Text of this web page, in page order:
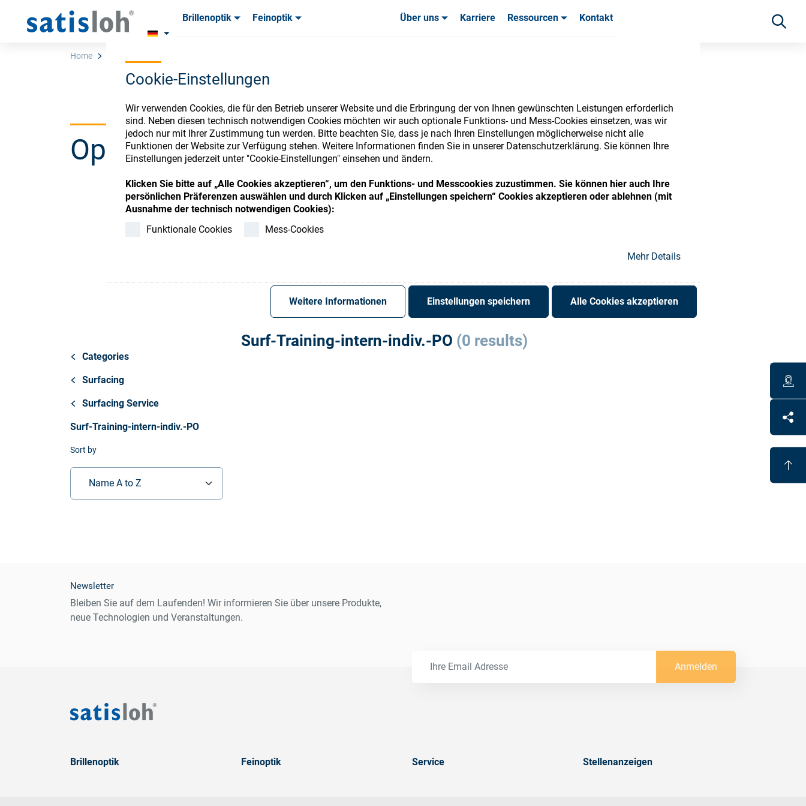
Cookie-Einstellungen
Wir verwenden Cookies, die für den Betrieb unserer Website und die Erbringung der von Ihnen gewünschten Leistungen erforderlich
sind. Neben diesen technisch notwendigen Cookies möchten wir auch optionale Funktions- und Mess-Cookies einsetzen, was wir
jedoch nur mit Ihrer Zustimmung tun werden. Bitte beachten Sie, dass je nach Ihren Einstellungen möglicherweise nicht alle
Funktionen der Website zur Verfügung stehen. Weitere Informationen finden Sie in unserer Datenschutzerklärung. Sie können Ihre
Einstellungen jederzeit unter "Cookie-Einstellungen" einsehen und ändern.
Klicken Sie bitte auf „Alle Cookies akzeptieren“, um den Funktions- und Messcookies zuzustimmen. Sie können hier auch Ihre
persönlichen Präferenzen auswählen und durch Klicken auf „Einstellungen speichern“ Cookies akzeptieren oder ablehnen (mit
Ausnahme der technisch notwendigen Cookies):
Funktionale Cookies
Mess-Cookies
Mehr Details
Weitere Informationen Einstellungen speichern Alle Cookies akzeptieren
Brillenoptik Feinoptik Über uns Karriere Ressourcen Kontakt
Brillenoptik
Home
Ophthalmic Consumables Store
Register or Sign-in to access your accounts and explore our wide range of ophthalmic
Register Sign-In
Categories
Surfacing
Surfacing Service
Surf-Training-intern-indiv.-PO
Sort by
Name A to Z
Surf-Training-intern-indiv.-PO (0 results)
Newsletter
Bleiben Sie auf dem Laufenden! Wir informieren Sie über unsere Produkte,
neue Technologien und Veranstaltungen.
Anmelden
Brillenoptik Feinoptik Service Stellenanzeigen